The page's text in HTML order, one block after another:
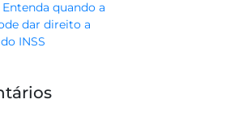
quando a
dar direito a
INSS